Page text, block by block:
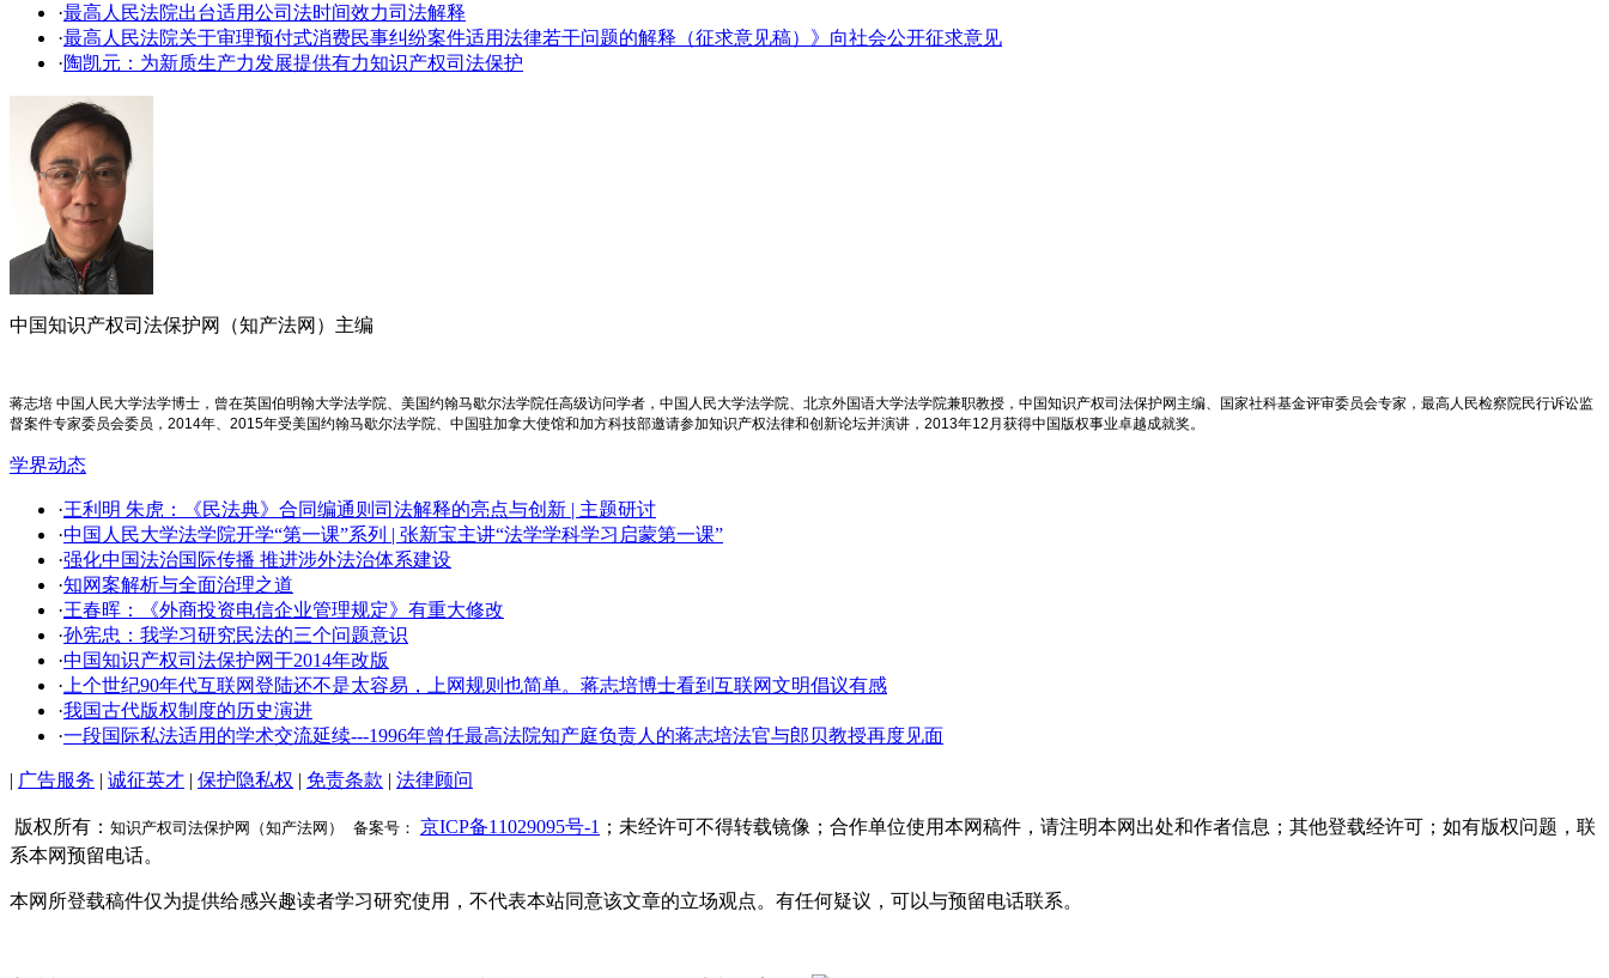
·最高人民法院出台适用公司法时间效力司法解释
·最高人民法院关于审理预付式消费民事纠纷案件适用法律若干问题的解释（征求意见稿）》向社会公开征求意见
·陶凯元：为新质生产力发展提供有力知识产权司法保护
中国知识产权司法保护网（知产法网）主编
蒋志培 中国人民大学法学博士，曾在英国伯明翰大学法学院、美国约翰马歇尔法学院任高级访问学者，中国人民大学法学院、北京外国语大学法学院兼职教授，中国知识产权司法保护网主编、国家社科基金评审委员会专家，最高人民检察院民行诉讼监
督案件专家委员会委员，2014年、2015年受美国约翰马歇尔法学院、中国驻加拿大使馆和加方科技部邀请参加知识产权法律和创新论坛并演讲，2013年12月获得中国版权事业卓越成就奖。
学界动态
·王利明 朱虎：《民法典》合同编通则司法解释的亮点与创新 | 主题研讨
·中国人民大学法学院开学​“第一课”系列 | 张新宝主讲“法学学科学习启蒙第一课”
·强化中国法治国际传播 推进涉外法治体系建设
·知网案解析与全面治理之道
·王春晖：《外商投资电信企业管理规定》有重大修改
·孙宪忠：我学习研究民法的三个问题意识
·中国知识产权司法保护网于2014年改版
· 上个世纪90年代互联网登陆还不是太容易，上网规则也简单。蒋志培博士看到互联网文明倡议有感
·我国古代版权制度的历史演进
·一段国际私法适用的学术交流延续---1996年曾任最高法院知产庭负责人的蒋志培法官与郎贝教授再度见面
| 广告服务 | 诚征英才 | 保护隐私权 | 免责条款 | 法律顾问
版权所有： 知识产权司法保护网（知产法网） 备案号： 京ICP备11029095号-1 ；未经许可不得转载镜像；合作单位使用本网稿件，请注明本网出处和作者信息；其他登载经许可；如有版权问题，联
系本网预留电话。
本网所登载稿件仅为提供给感兴趣读者学习研究使用，不代表本站同意该文章的立场观点。有任何疑议，可以与预留电话联系。